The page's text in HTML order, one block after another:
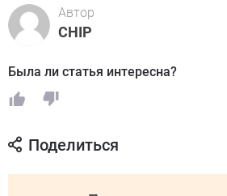
Автор
CHIP
Была ли статья интересна?
Поделиться